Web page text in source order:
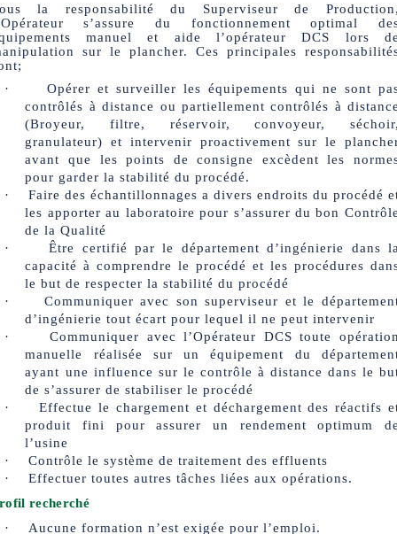
la responsabilité du Superviseur de
s’assure du fonctionnement optimal
manuel et aide l’opérateur DCS lors
sur le plancher. Ces principales
·
Opérer et surveiller les équipements qui ne sont
contrôlés à distance ou partiellement contrôlés à
(Broyeur, filtre, réservoir, convoyeur,
granulateur) et intervenir proactivement sur le
avant que les points de consigne excèdent les
pour garder la stabilité du procédé.
·
Faire des échantillonnages a divers endroits du procédé
les apporter au laboratoire pour s’assurer du bon
de la Qualité
·
Être certifié par le département d’ingénierie dans
capacité à comprendre le procédé et les procédures
le but de respecter la stabilité du procédé
·
Communiquer avec son superviseur et le
d’ingénierie tout écart pour lequel il ne peut intervenir
·
Communiquer avec l’Opérateur DCS toute
manuelle réalisée sur un équipement du
ayant une influence sur le contrôle à distance dans le
de s’assurer de stabiliser le procédé
·
Effectue le chargement et déchargement des réactifs
produit fini pour assurer un rendement optimum
l’usine
·
Contrôle le système de traitement des effluents
·
Effectuer toutes autres tâches liées aux opérations.
recherché
·
Aucune formation n’est exigée pour l’emploi.